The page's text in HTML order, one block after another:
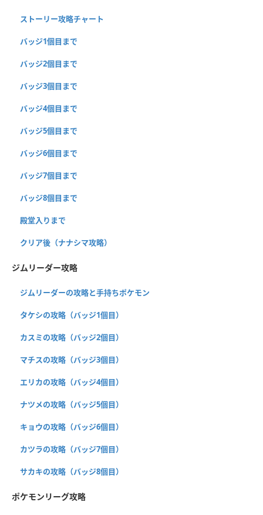
ストーリー攻略チャート
バッジ1個目まで
バッジ2個目まで
バッジ3個目まで
バッジ4個目まで
バッジ5個目まで
バッジ6個目まで
バッジ7個目まで
バッジ8個目まで
殿堂入りまで
クリア後（ナナシマ攻略）
ジムリーダー攻略
ジムリーダーの攻略と手持ちポケモン
タケシの攻略（バッジ1個目）
カスミの攻略（バッジ2個目）
マチスの攻略（バッジ3個目）
エリカの攻略（バッジ4個目）
ナツメの攻略（バッジ5個目）
キョウの攻略（バッジ6個目）
カツラの攻略（バッジ7個目）
サカキの攻略（バッジ8個目）
ポケモンリーグ攻略